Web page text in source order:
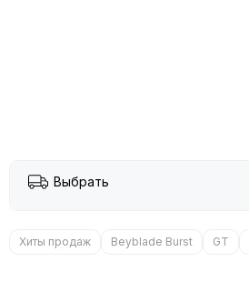
Выбрать
Хиты продаж Beyblade Burst GT